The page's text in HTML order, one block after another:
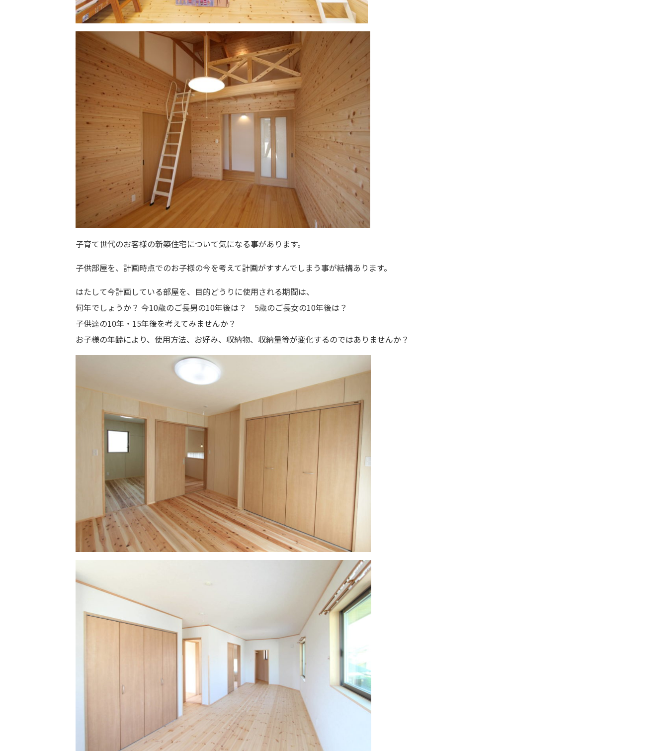
子育て世代のお客様の新築住宅について気になる事があります。
子供部屋を、計画時点でのお子様の今を考えて計画がすすんでしまう事が結構あります。
はたして今計画している部屋を、目的どうりに使用される期間は、
何年でしょうか？ 今10歳のご長男の10年後は？ 5歳のご長女の10年後は？
子供達の10年・15年後を考えてみませんか？
お子様の年齢により、使用方法、お好み、収納物、収納量等が変化するのではありませんか？